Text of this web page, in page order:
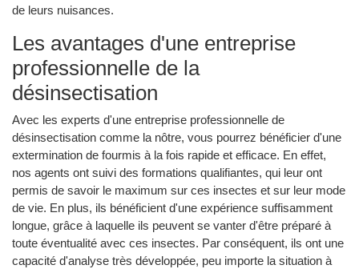
de leurs nuisances.
Les avantages d'une entreprise
professionnelle de la
désinsectisation
Avec les experts d'une entreprise professionnelle de
désinsectisation comme la nôtre, vous pourrez bénéficier d'une
extermination de fourmis à la fois rapide et efficace. En effet,
nos agents ont suivi des formations qualifiantes, qui leur ont
permis de savoir le maximum sur ces insectes et sur leur mode
de vie. En plus, ils bénéficient d'une expérience suffisamment
longue, grâce à laquelle ils peuvent se vanter d'être préparé à
toute éventualité avec ces insectes. Par conséquent, ils ont une
capacité d'analyse très développée, peu importe la situation à